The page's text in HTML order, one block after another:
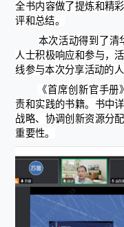
全书内容做了提炼和精
评和总结。
本次活动得到了清
人士积极响应和参与，
线参与本次分享活动的人
《首席创新官手册
责和实践的书籍。书中
战略、协调创新资源分
重要性。